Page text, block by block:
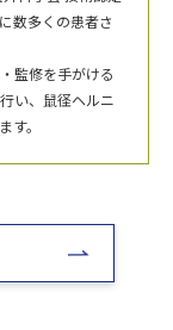
数多くの患者さ
監修を手がける
い、鼠径ヘルニ
。